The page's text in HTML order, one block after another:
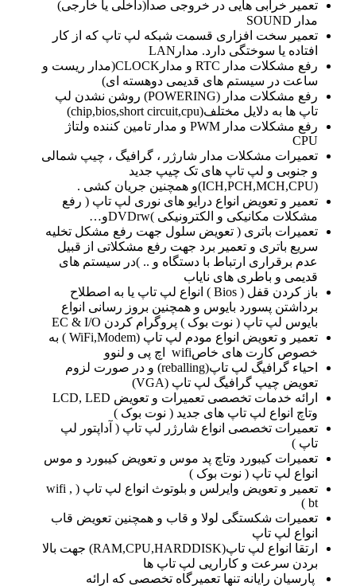
تعمیر خرابی هایی در خروجی صدا(داخلی یا خارجی)
مدار SOUND
تعمیر سخت افزاری قسمت شبکه لپ تاپ که از کار
افتاده یا سوختگی دارد. مدارLAN
رفع مشکلات مدار RTC و مدارCLOCK(مدار ریست و
ساعت در سیستم های قدیمی دوهسته ای)
رفع مشکلات مدار (POWERING) روشن نشدن لپ
تاپ ها به دلایل مختلف(chip,bios,short circuit,cpu)
رفع مشکلات مدار PWM و مدار تامین کننده ولتاژ
CPU
تعمیرات مشکلات مدار شارژر ، گرافیگ ، چیپ شمالی
و جنوبی و لپ تاپ های تک چیپ جدید
(ICH,PCH,MCH,CPU)و همچنین جریان کشی .
تعمیر و تعویض انواع درایو های نوری لپ تاپ ( رفع
مشکلات مکانیکی و الکترونیکی )DVDrwو…
تعمیرات باتری ( تعویض سلول جهت رفع مشکل تخلیه
سریع باتری و تعمیر برد جهت رفع مشکلاتی از قبیل
عدم برقراری ارتباط با دستگاه و .. )در سیستم های
قدیمی و باطری های نایاب
باز کردن قفل ( Bios ) انواع لپ تاپ یا به اصطلاح
برداشتن پسورد بایوس و همچنین بروز رسانی انواع
بایوس لپ تاپ ( نوت بوک ) پروگرام کردن EC & I/O
تعمیر و تعویض انواع مودم لپ تاپ (WiFi,Modem ) به
خصوص کارت های خاصwifi اچ پی و لنوو
احیاء گرافیگ لپ تاپ(reballing) و در صورت لزوم
تعویض چیپ گرافیگ لپ تاپ (VGA)
ارائه خدمات تخصصی تعمیرات و تعویض LCD, LED
وتاچ انواع لپ تاپ های جدید ( نوت بوک )
تعمیرات تخصصی انواع شارژر لپ تاپ ( آداپتور لپ
تاپ )
تعمیرات کیبورد وتاچ پد موس و تعویض کیبورد و موس
انواع لپ تاپ ( نوت بوک )
تعمیر و تعویض وایرلس و بلوتوث انواع لپ تاپ ( wifi ,
bt )
تعمیرات شکستگی لولا و قاب و همچنین تعویض قاب
انواع لپ تاپ
ارتقا انواع لپ تاپ(RAM,CPU,HARDDISK) جهت بالا
بردن سرعت و کاراریی لپ تاپ ها
پارسیان رایانه تنها تعمیرگاه تخصصی که ارائه